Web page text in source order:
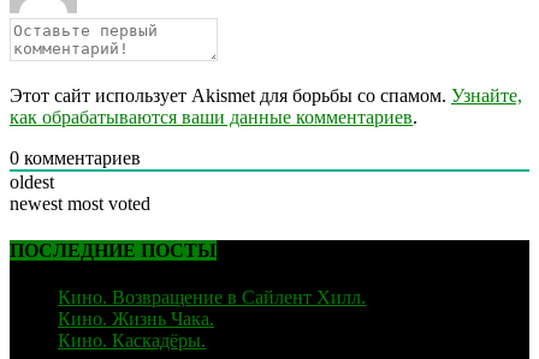
Этот сайт использует Akismet для борьбы со спамом. Узнайте,
как обрабатываются ваши данные комментариев.
0 комментариев
oldest
newest most voted
ПОСЛЕДНИЕ ПОСТЫ
Кино. Возвращение в Сайлент Хилл.
Кино. Жизнь Чака.
Кино. Каскадёры.